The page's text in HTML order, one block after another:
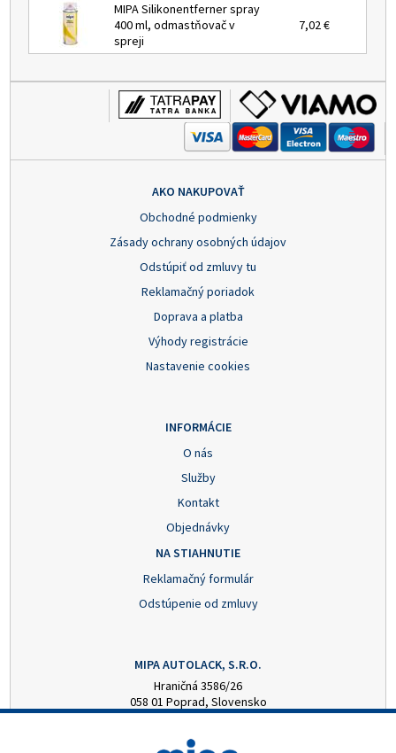
MIPA Silikonentferner spray
400 ml, odmastňovač v
spreji
7,02 €
AKO NAKUPOVAŤ
Obchodné podmienky
Zásady ochrany osobných údajov
Odstúpiť od zmluvy tu
Reklamačný poriadok
Doprava a platba
Výhody registrácie
Nastavenie cookies
INFORMÁCIE
O nás
Služby
Kontakt
Objednávky
NA STIAHNUTIE
Reklamačný formulár
Odstúpenie od zmluvy
MIPA AUTOLACK, S.R.O.
Hraničná 3586/26
058 01 Poprad, Slovensko
mipa@autolack.sk